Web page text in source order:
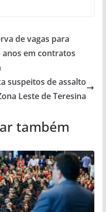
de vagas para
em contratos
suspeitos de assalto
Leste de Teresina
também